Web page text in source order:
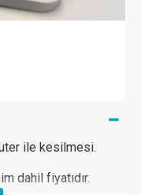
ile kesilmesi.
dahil fiyatıdır.